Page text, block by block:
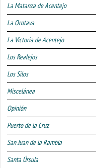
La Matanza de Acentejo
La Orotava
La Victoria de Acentejo
Los Realejos
Los Silos
Miscelánea
Opinión
Puerto de la Cruz
San Juan de la Rambla
Santa Úrsula